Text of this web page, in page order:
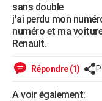
Mobiles
Meilleur smartphone
Internet
Ordinateurs
Jeux vidéo
Guide high-tech
+BRICOLAGE
Forum
Aménagement intérieur
Extérieur
Cuisine
Salle de bains
Jardinage
Rangement
WEEK-END
Guides de France
Escapades
Patrimoine
Expositions
Musées
Week-end nature
LIFESTYLE
SANTE
sans double
j'ai perdu mon
numéro et ma
Renault.
Répondre (1)
A voir également: